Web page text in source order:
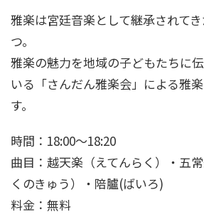
雅楽は宮廷音楽として継承されて
つ。
雅楽の魅力を地域の子どもたちに
いる「さんだん雅楽会」による雅
す。
時間：18:00～18:20
曲目：越天楽（えてんらく）・五
くのきゅう）・陪臚(ばいろ)
料金：無料